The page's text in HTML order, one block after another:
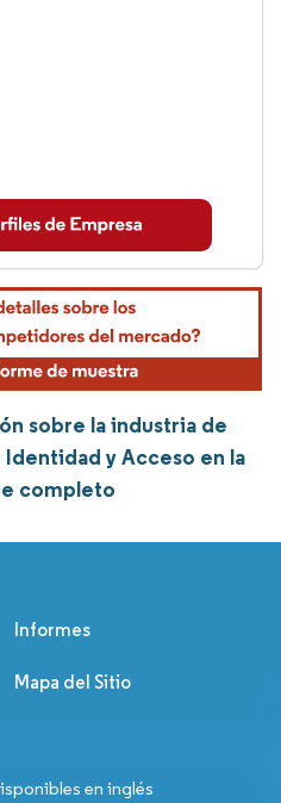
sobre la industria de
y Acceso en la
completo
Informes
Mapa del Sitio
en inglés